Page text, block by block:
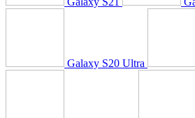
Galaxy S20 Ultra